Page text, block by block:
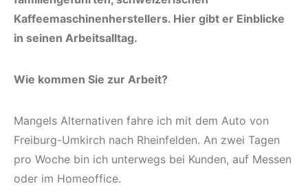
Kaffeemaschinenherstellers. Hier gibt er Einblicke
in seinen Arbeitsalltag.
Wie kommen Sie zur Arbeit?
Mangels Alternativen fahre ich mit dem Auto von
Freiburg-Umkirch nach Rheinfelden. An zwei Tagen
pro Woche bin ich unterwegs bei Kunden, auf Messen
oder im Homeoffice.